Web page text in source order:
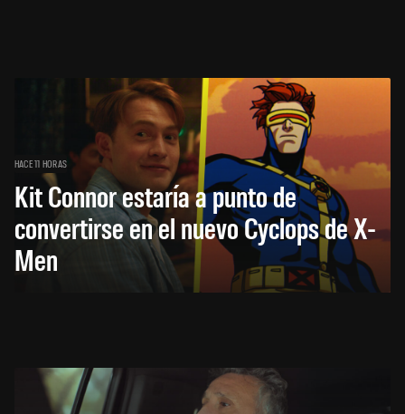
HACE 11 HORAS
Kit Connor estaría a punto de
convertirse en el nuevo Cyclops de X-
Men